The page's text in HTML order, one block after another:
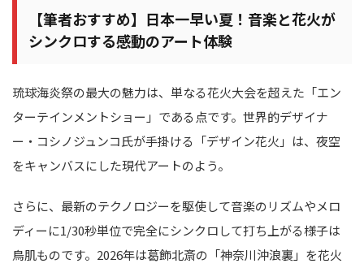
【筆者おすすめ】日本一早い夏！音楽と花火が
シンクロする感動のアート体験
琉球海炎祭の最大の魅力は、単なる花火大会を超えた「エン
ターテインメントショー」である点です。世界的デザイナ
ー・コシノジュンコ氏が手掛ける「デザイン花火」は、夜空
をキャンバスにした現代アートのよう。
さらに、最新のテクノロジーを駆使して音楽のリズムやメロ
ディーに1/30秒単位で完全にシンクロして打ち上がる様子は
鳥肌ものです。2026年は葛飾北斎の「神奈川沖浪裏」を花火